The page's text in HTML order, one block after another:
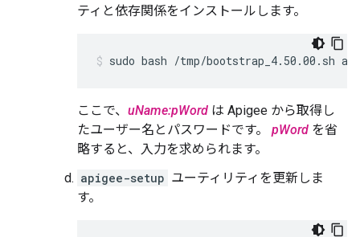
ティと依存関係をインストールします。
sudo bash /tmp/bootstrap_4.50.00.sh
ここで、 uName:pWord は Apigee から取得し
たユーザー名とパスワードです。 pWord を省
略すると、入力を求められます。
apigee-setup ユーティリティを更新しま
す。